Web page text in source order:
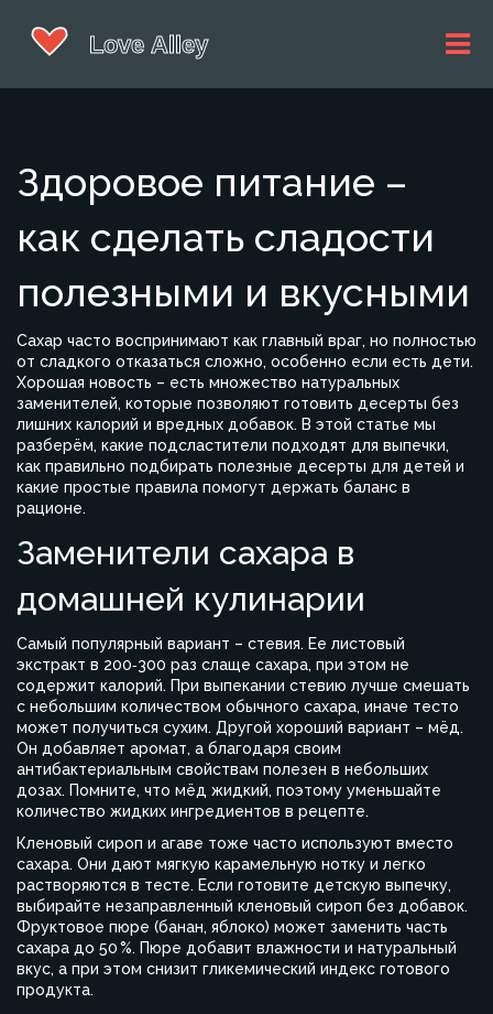
Здоровое питание –
как сделать сладости
полезными и вкусными
Сахар часто воспринимают как главный враг, но полностью
от сладкого отказаться сложно, особенно если есть дети.
Хорошая новость – есть множество натуральных
заменителей, которые позволяют готовить десерты без
лишних калорий и вредных добавок. В этой статье мы
разберём, какие подсластители подходят для выпечки,
как правильно подбирать полезные десерты для детей и
какие простые правила помогут держать баланс в
рационе.
Заменители сахара в
домашней кулинарии
Самый популярный вариант – стевия. Ее листовый
экстракт в 200‑300 раз слаще сахара, при этом не
содержит калорий. При выпекании стевию лучше смешать
с небольшим количеством обычного сахара, иначе тесто
может получиться сухим. Другой хороший вариант – мёд.
Он добавляет аромат, а благодаря своим
антибактериальным свойствам полезен в небольших
дозах. Помните, что мёд жидкий, поэтому уменьшайте
количество жидких ингредиентов в рецепте.
Кленовый сироп и агаве тоже часто используют вместо
сахара. Они дают мягкую карамельную нотку и легко
растворяются в тесте. Если готовите детскую выпечку,
выбирайте незаправленный кленовый сироп без добавок.
Фруктовое пюре (банан, яблоко) может заменить часть
сахара до 50 %. Пюре добавит влажности и натуральный
вкус, а при этом снизит гликемический индекс готового
продукта.